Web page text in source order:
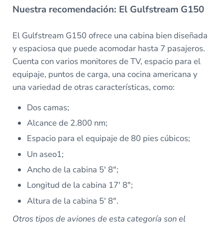
Nuestra recomendación: El Gulfstream G150
El Gulfstream G150 ofrece una cabina bien diseñada
y espaciosa que puede acomodar hasta 7 pasajeros.
Cuenta con varios monitores de TV, espacio para el
equipaje, puntos de carga, una cocina americana y
una variedad de otras características, como:
Dos camas;
Alcance de 2.800 nm;
Espacio para el equipaje de 80 pies cúbicos;
Un aseo1;
Ancho de la cabina 5′ 8″;
Longitud de la cabina 17′ 8″;
Altura de la cabina 5′ 8″.
Otros tipos de aviones de esta categoría son el